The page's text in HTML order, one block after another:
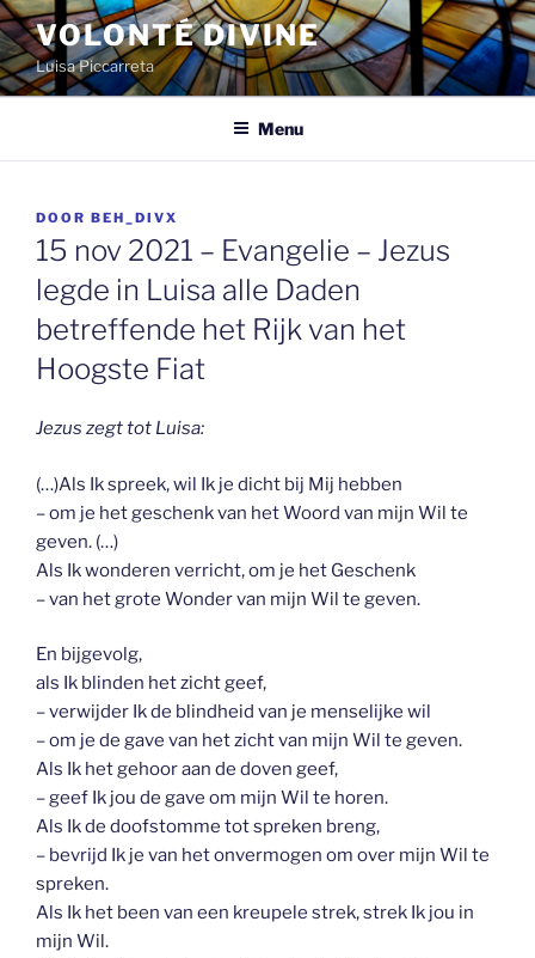
Spring
naar
de
inhoud
VOLONTÉ DIVINE
Luisa Piccarreta
Menu
GEPLAATST
OP
DOOR BEH_DIVX
15 nov 2021 – Evangelie – Jezus
legde in Luisa alle Daden
betreffende het Rijk van het
Hoogste Fiat
Jezus zegt tot Luisa:
(…)Als Ik spreek, wil Ik je dicht bij Mij hebben
– om je het geschenk van het Woord van mijn Wil te
geven. (…)
Als Ik wonderen verricht, om je het Geschenk
– van het grote Wonder van mijn Wil te geven.
En bijgevolg,
als Ik blinden het zicht geef,
– verwijder Ik de blindheid van je menselijke wil
– om je de gave van het zicht van mijn Wil te geven.
Als Ik het gehoor aan de doven geef,
– geef Ik jou de gave om mijn Wil te horen.
Als Ik de doofstomme tot spreken breng,
– bevrijd Ik je van het onvermogen om over mijn Wil te
spreken.
Als Ik het been van een kreupele strek, strek Ik jou in
mijn Wil.